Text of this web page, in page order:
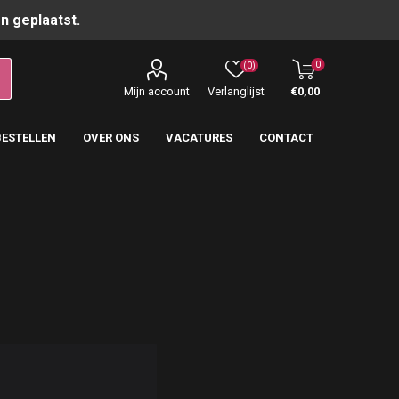
geplaatst.
Mijn account Verlanglijst
(0) 0
€0,00
OVER ONS VACATURES CONTACT